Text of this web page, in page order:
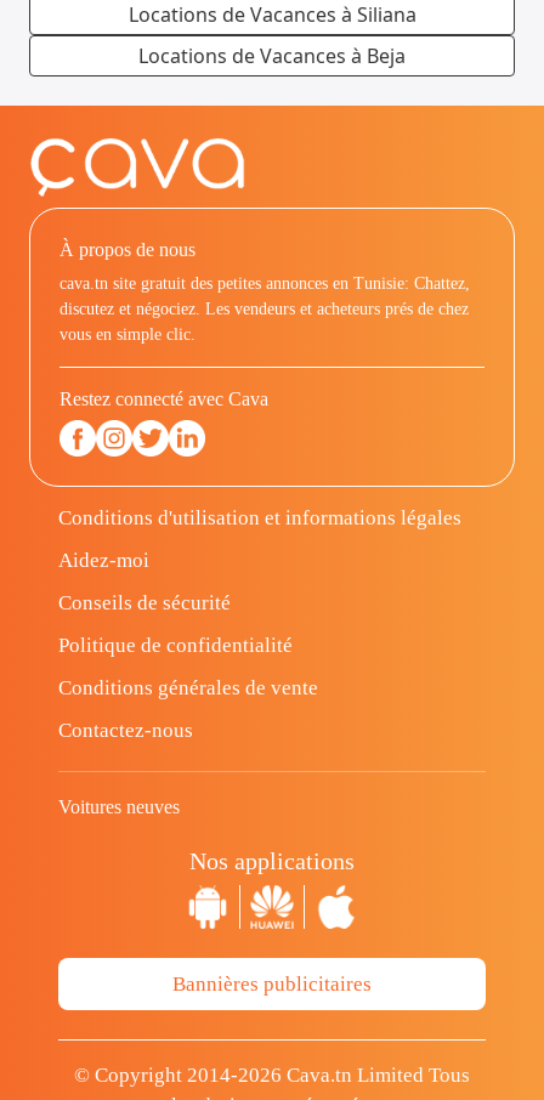
Locations de Vacances à Siliana
Locations de Vacances à Beja
À propos de nous
cava.tn site gratuit des petites annonces en Tunisie: Chattez,
discutez et négociez. Les vendeurs et acheteurs prés de chez
vous en simple clic.
Restez connecté avec Cava
Conditions d'utilisation et informations légales
Aidez-moi
Conseils de sécurité
Politique de confidentialité
Conditions générales de vente
Contactez-nous
Voitures neuves
Nos applications
Bannières publicitaires
© Copyright 2014-2026 Cava.tn Limited Tous